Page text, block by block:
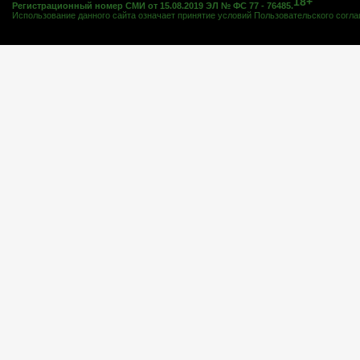
Регистрационный номер СМИ от 15.08.2019 ЭЛ № ФС 77 - 76485.
Использование данного сайта означает принятие условий Пользовательского